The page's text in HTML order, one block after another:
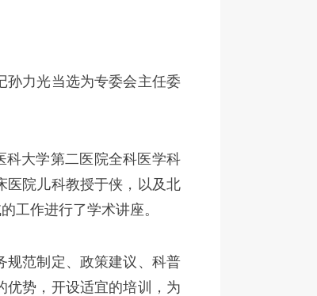
孙力光当选为专委会主任委
科大学第二医院全科医学科
医院儿科教授于侠，以及北
工作进行了学术讲座。
规范制定、政策建议、科普
优势，开设适宜的培训，为